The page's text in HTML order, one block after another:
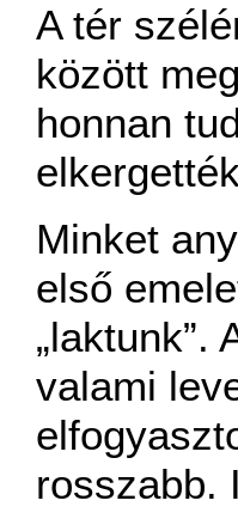
A tér
között
honnan
Minket
első
„laktunk”.
valami
rosszabb.